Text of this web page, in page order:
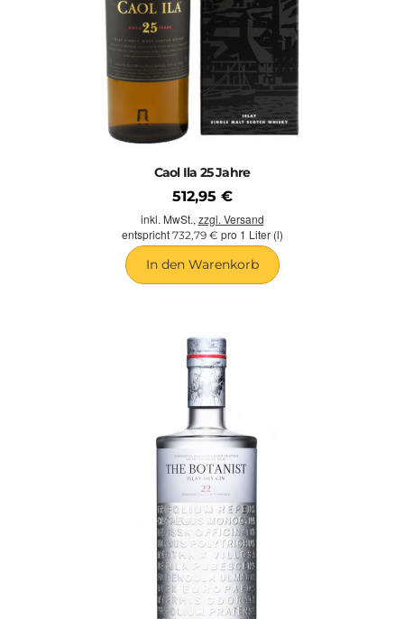
Caol Ila 25 Jahre
512,95 €
inkl. MwSt., zzgl. Versand
entspricht 732,79 € pro 1 Liter (l)
In den Warenkorb